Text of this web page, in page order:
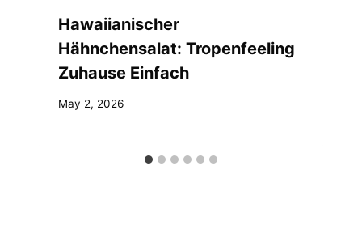
Hawaiianischer
Hähnchensalat: Tropenfeeling
Zuhause Einfach
May 2, 2026